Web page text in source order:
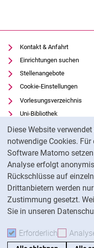
Diese Website
notwendige Cookies.
Software Matomo
Analyse erfolgt
Rückschlüsse auf
Drittanbietern werden
Zustimmung gesetzt.
Sie in unseren
Erforderlich
Kontakt & Anfahrt
Einrichtungen suchen
Stellenangebote
Cookie-Einstellungen
Vorlesungsverzeichnis
Uni-Bibliothek
Moodle
Panopto
Datenschutz
Barrierefreiheit
Transparenter KI-Einsatz